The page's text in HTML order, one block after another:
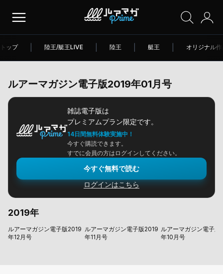
トップ 陸王/艇王LIVE 陸王 艇王 オリジナル
ルアーマガジン電子版2019年01月号
雑誌電子版は
プレミアムプラン限定です。
14日間無料体験実施中！
今すぐ購読できます。
すでに会員の方はログインしてください。
今すぐ無料で読む
ログインはこちら
2019年
ルアーマガジン電子版2019
年12月号
ルアーマガジン電子版2019
年11月号
ルアーマガジン電子版
年10月号